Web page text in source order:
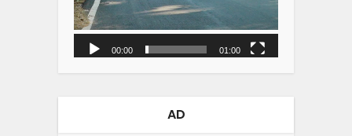
00:00 01:00
AD